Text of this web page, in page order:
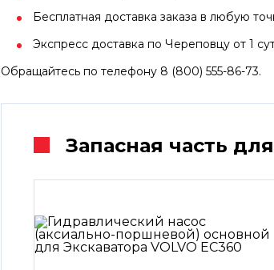
Бесплатная доставка заказа в любую
Экспресс доставка по Череповцу от 1
Обращайтесь по телефону 8 (800) 555-86-73.
Запасная часть